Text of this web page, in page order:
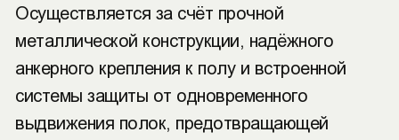
Осуществляется за счёт прочной
металлической конструкции, надёжного
анкерного крепления к полу и встроенной
системы защиты от одновременного
выдвижения полок, предотвращающей